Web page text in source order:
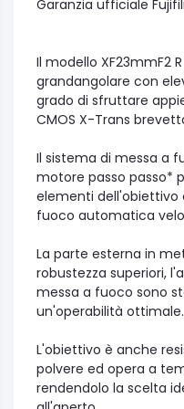
Garanzia ufficiale
Il modello XF23mmF2
grandangolare con
grado di sfruttare
CMOS X-Trans
Il sistema di messa a
motore passo passo*
elementi dell'obiettivo
fuoco automatica
La parte esterna in
robustezza superiori,
messa a fuoco sono
un'operabilità ottimale.
L'obiettivo è anche
polvere ed opera a
rendendolo la scelta